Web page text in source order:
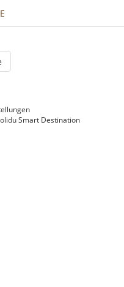
Smart Destination